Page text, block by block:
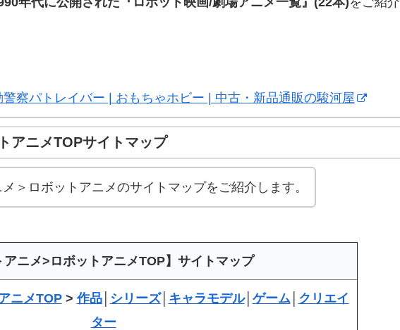
警察パトレイバー | おもちゃホビー | 中古・新品通販の駿河屋
アニメTOPサイトマップ
＞ロボットアニメのサイトマップをご紹介します。
アニメ>ロボットアニメTOP】サイトマップ
ニメTOP>作品│ シリーズ│ キャラモデル│ ゲーム
クリエイ
ター